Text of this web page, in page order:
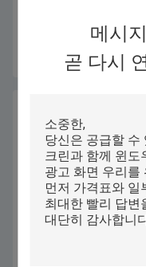
메시
곧 다시
최고의 가격을 얻으십시